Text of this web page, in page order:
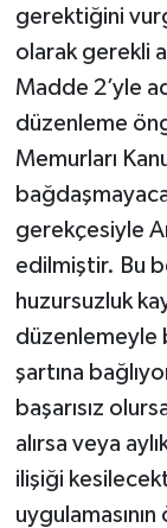
gerektiğini
olarak gerekli
Madde 2’yle
düzenleme
Memurları
gerekçesiyle
edilmiştir. Bu
huzursuzluk
düzenlemeyle
şartına
başarısız
alırsa veya
ilişiği